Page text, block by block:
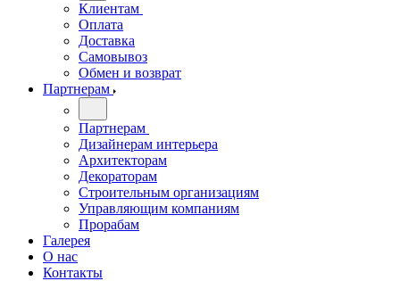
Клиентам
Оплата
Доставка
Самовывоз
Обмен и возврат
Партнерам
Партнерам
Дизайнерам интерьера
Архитекторам
Декораторам
Строительным организациям
Управляющим компаниям
Прорабам
Галерея
О нас
Контакты